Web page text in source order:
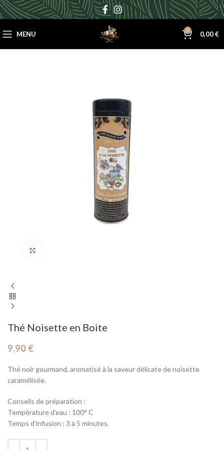
MENU 0 0,00€
Thé Noisette en Boite
9,90 €
Thé noir gourmand, aromatisé à la saveur délicate de noisette
caramélisée.
Conseils de préparation :
Température d’eau : 100° C
Temps d’infusion : 3 à 5 minutes.